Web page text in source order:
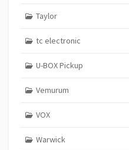
Taylor
tc electronic
U-BOX Pickup
Vemurum
VOX
Warwick